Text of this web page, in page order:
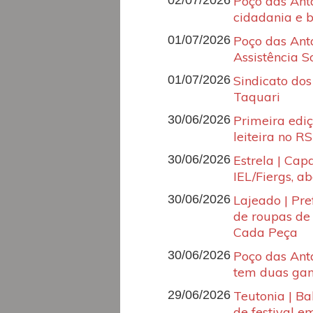
cidadania e
01/07/2026 Poço das
Assistência
01/07/2026 Sindicato
Taquari
30/06/2026 Primeira
leiteira no RS
30/06/2026 Estrela |
IEL/Fiergs,
30/06/2026 Lajeado |
de roupas
Cada Peça
30/06/2026 Poço das
tem duas
29/06/2026 Teutonia |